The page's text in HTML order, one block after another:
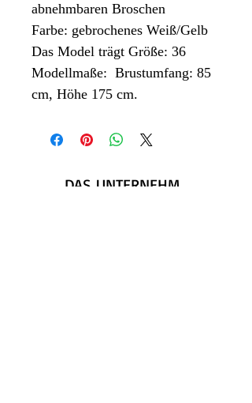
abnehmbaren Broschen
Farbe: gebrochenes Weiß/Gelb
Das Model trägt Größe: 36
Modellmaße: Brustumfang: 85
cm, Höhe 175 cm.
DAS UNTERNEHMEN